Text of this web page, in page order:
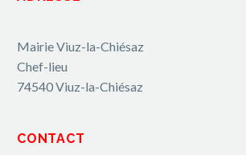
Mairie Viuz-la-Chiésaz
Chef-lieu
74540 Viuz-la-Chiésaz
CONTACT